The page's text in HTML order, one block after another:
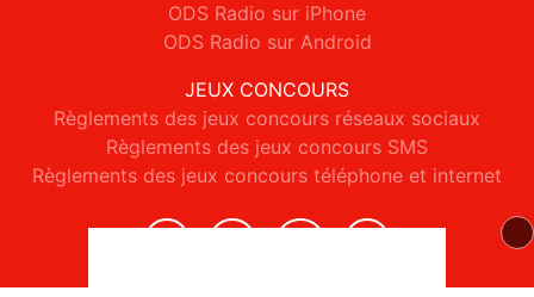
ODS Radio sur iPhone
ODS Radio sur Android
JEUX CONCOURS
Règlements des jeux concours réseaux sociaux
Règlements des jeux concours SMS
Règlements des jeux concours téléphone et internet